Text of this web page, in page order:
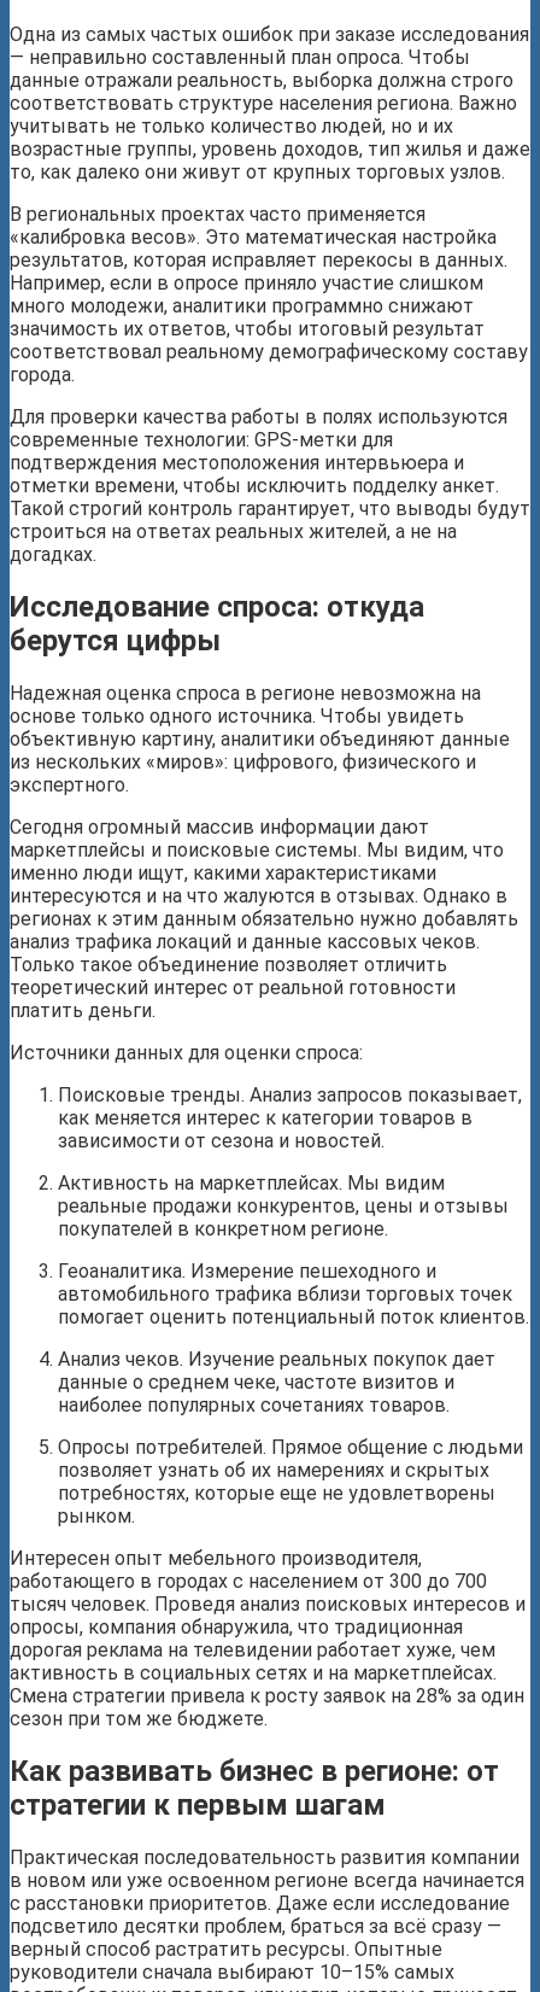
Одна из самых частых ошибок при заказе исследования
— неправильно составленный план опроса. Чтобы
данные отражали реальность, выборка должна строго
соответствовать структуре населения региона. Важно
учитывать не только количество людей, но и их
возрастные группы, уровень доходов, тип жилья и даже
то, как далеко они живут от крупных торговых узлов.
В региональных проектах часто применяется
«калибровка весов». Это математическая настройка
результатов, которая исправляет перекосы в данных.
Например, если в опросе приняло участие слишком
много молодежи, аналитики программно снижают
значимость их ответов, чтобы итоговый результат
соответствовал реальному демографическому составу
города.
Для проверки качества работы в полях используются
современные технологии: GPS-метки для
подтверждения местоположения интервьюера и
отметки времени, чтобы исключить подделку анкет.
Такой строгий контроль гарантирует, что выводы будут
строиться на ответах реальных жителей, а не на
догадках.
Исследование спроса: откуда
берутся цифры
Надежная оценка спроса в регионе невозможна на
основе только одного источника. Чтобы увидеть
объективную картину, аналитики объединяют данные
из нескольких «миров»: цифрового, физического и
экспертного.
Сегодня огромный массив информации дают
маркетплейсы и поисковые системы. Мы видим, что
именно люди ищут, какими характеристиками
интересуются и на что жалуются в отзывах. Однако в
регионах к этим данным обязательно нужно добавлять
анализ трафика локаций и данные кассовых чеков.
Только такое объединение позволяет отличить
теоретический интерес от реальной готовности
платить деньги.
Источники данных для оценки спроса:
Поисковые тренды. Анализ запросов показывает,
как меняется интерес к категории товаров в
зависимости от сезона и новостей.
Активность на маркетплейсах. Мы видим
реальные продажи конкурентов, цены и отзывы
покупателей в конкретном регионе.
Геоаналитика. Измерение пешеходного и
автомобильного трафика вблизи торговых точек
помогает оценить потенциальный поток клиентов.
Анализ чеков. Изучение реальных покупок дает
данные о среднем чеке, частоте визитов и
наиболее популярных сочетаниях товаров.
Опросы потребителей. Прямое общение с людьми
позволяет узнать об их намерениях и скрытых
потребностях, которые еще не удовлетворены
рынком.
Интересен опыт мебельного производителя,
работающего в городах с населением от 300 до 700
тысяч человек. Проведя анализ поисковых интересов и
опросы, компания обнаружила, что традиционная
дорогая реклама на телевидении работает хуже, чем
активность в социальных сетях и на маркетплейсах.
Смена стратегии привела к росту заявок на 28% за один
сезон при том же бюджете.
Как развивать бизнес в регионе: от
стратегии к первым шагам
Практическая последовательность развития компании
в новом или уже освоенном регионе всегда начинается
с расстановки приоритетов. Даже если исследование
подсветило десятки проблем, браться за всё сразу —
верный способ растратить ресурсы. Опытные
руководители сначала выбирают 10–15% самых